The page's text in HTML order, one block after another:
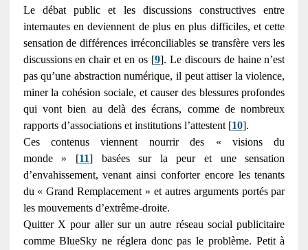
Le débat public et les discussions constructives entre
internautes en deviennent de plus en plus difficiles, et cette
sensation de différences irréconciliables se transfère vers les
discussions en chair et en os [9]. Le discours de haine n’est
pas qu’une abstraction numérique, il peut attiser la violence,
miner la cohésion sociale, et causer des blessures profondes
qui vont bien au delà des écrans, comme de nombreux
rapports d’associations et institutions l’attestent [10].
Ces contenus viennent nourrir des « visions du
monde » [11] basées sur la peur et une sensation
d’envahissement, venant ainsi conforter encore les tenants
du « Grand Remplacement » et autres arguments portés par
les mouvements d’extrême-droite.
Quitter X pour aller sur un autre réseau social publicitaire
comme BlueSky ne réglera donc pas le problème. Petit à